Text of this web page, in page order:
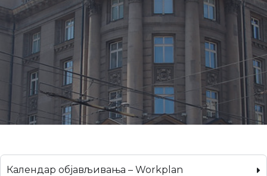
Календар објављивања – Workplan